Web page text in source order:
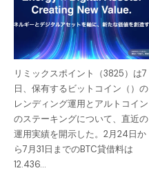
リミックスポイント（3825）は7
日、保有するビットコイン（）の
レンディング運用とアルトコイン
のステーキングについて、直近の
運用実績を開示した。2月24日か
ら7月31日までのBTC貸借料は
12.436…